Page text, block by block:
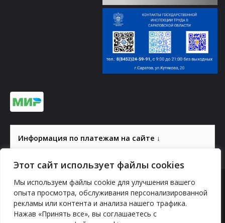
Этот сайт использует файлы cookies
Мы используем файлы cookie для улучшения вашего
опыта просмотра, обслуживания персонализированной
рекламы или контента и анализа нашего трафика.
Нажав «Принять все», вы соглашаетесь с
Информация по платежам на сайте ↓
© 2000-2026, ГАУК СОМ КВЦ
Политика конфиденциальности